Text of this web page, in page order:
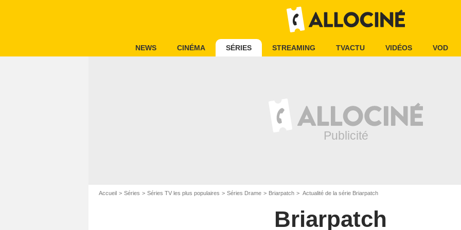
NEWS CINÉMA SÉRIES STREAMING TVACTU VIDÉOS VOD
Accueil Séries Séries TV les plus populaires Séries Drame Briarpatch Actualité de la série Briarpatch
Briarpatch